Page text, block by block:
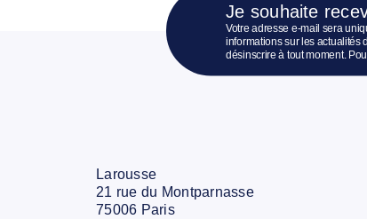
Je souhaite
Votre adresse e-mail sera
informations sur les actualités
désinscrire à tout moment.
Larousse
21 rue du Montparnasse
75006 Paris